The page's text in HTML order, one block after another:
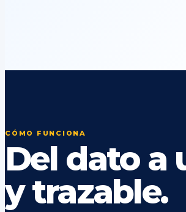
CÓMO FUNCIONA
Del dato a
y trazable.